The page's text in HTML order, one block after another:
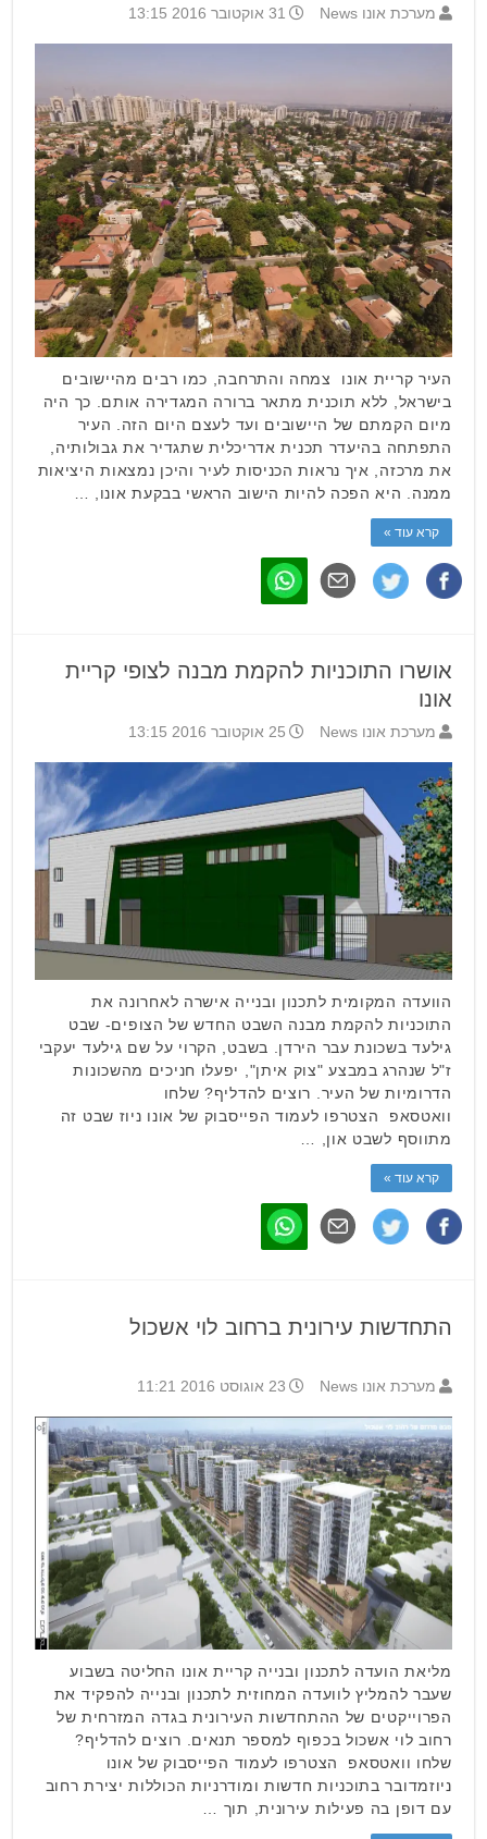
מערכת אונו News 31 אוקטובר 2016 13:15
העיר קריית אונו צמחה והתרחבה, כמו רבים מהיישובים
בישראל, ללא תוכנית מתאר ברורה המגדירה אותם. כך היה
מיום הקמתם של היישובים ועד לעצם היום הזה. העיר
התפתחה בהיעדר תכנית אדריכלית שתגדיר את גבולותיה,
את מרכזה, איך נראות הכניסות לעיר והיכן נמצאות היציאות
ממנה. היא הפכה להיות הישוב הראשי בבקעת אונו, …
קרא עוד »
אושרו התוכניות להקמת מבנה לצופי קריית
אונו
מערכת אונו News 25 אוקטובר 2016 13:15
הוועדה המקומית לתכנון ובנייה אישרה לאחרונה את
התוכניות להקמת מבנה השבט החדש של הצופים- שבט
גילעד בשכונת עבר הירדן. בשבט, הקרוי על שם גילעד יעקבי
ז"ל שנהרג במבצע "צוק איתן", יפעלו חניכים מהשכונות
הדרומיות של העיר. רוצים להדליף? שלחו
וואטסאפ הצטרפו לעמוד הפייסבוק של אונו ניוז שבט זה
מתווסף לשבט און, …
קרא עוד »
התחדשות עירונית ברחוב לוי אשכול
מערכת אונו News 23 אוגוסט 2016 11:21
מליאת הועדה לתכנון ובנייה קריית אונו החליטה בשבוע
שעבר להמליץ לוועדה המחוזית לתכנון ובנייה להפקיד את
הפרוייקטים של ההתחדשות העירונית בגדה המזרחית של
רחוב לוי אשכול בכפוף למספר תנאים. רוצים להדליף?
שלחו וואטסאפ הצטרפו לעמוד הפייסבוק של אונו
ניוזמדובר בתוכניות חדשות ומודרניות הכוללות יצירת רחוב
עם דופן בה פעילות עירונית, תוך …